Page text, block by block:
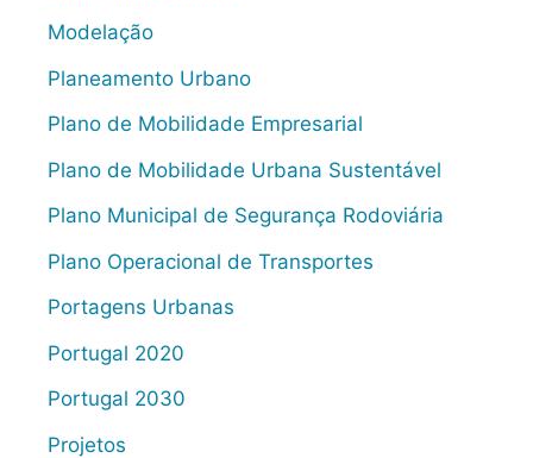
Modelação
Planeamento Urbano
Plano de Mobilidade Empresarial
Plano de Mobilidade Urbana Sustentável
Plano Municipal de Segurança Rodoviária
Plano Operacional de Transportes
Portagens Urbanas
Portugal 2020
Portugal 2030
Projetos